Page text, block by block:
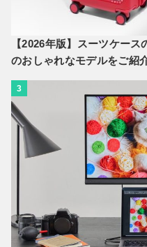
【2026年版】スーツケー
のおしゃれなモデルをご紹
3